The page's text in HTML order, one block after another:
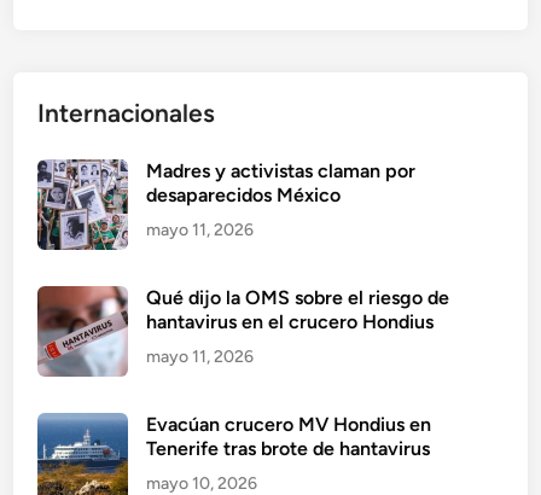
Internacionales
Madres y activistas claman por
desaparecidos México
mayo 11, 2026
Qué dijo la OMS sobre el riesgo de
hantavirus en el crucero Hondius
mayo 11, 2026
Evacúan crucero MV Hondius en
Tenerife tras brote de hantavirus
mayo 10, 2026